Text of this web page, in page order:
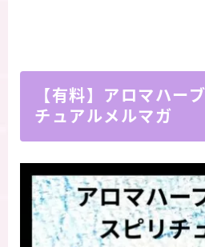
【有料】アロマハー
チュアルメルマガ